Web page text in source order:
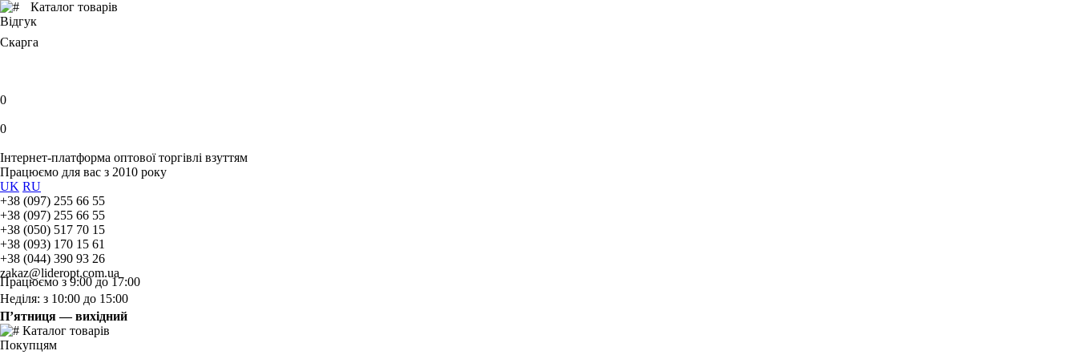
Каталог товарів
Відгук
Скарга
0
0
Інтернет-платформа оптової торгівлі взуттям
Працюємо для вас з 2010 року
UK RU
+38 (097) 255 66 55
+38 (097) 255 66 55
+38 (050) 517 70 15
+38 (093) 170 15 61
+38 (044) 390 93 26
zakaz@lideropt.com.ua
Працюємо з 9:00 до 17:00
Неділя: з 10:00 до 15:00
П’ятниця — вихідний
Каталог товарів
Покупцям